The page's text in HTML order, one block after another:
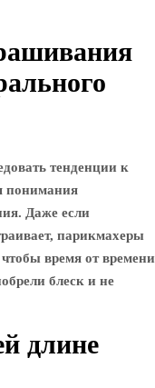
тенденции к
понимания
Даже если
парикмахеры
время от времени
блеск и не
длине